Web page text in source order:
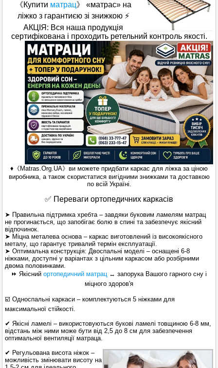
《Купити матрац》 «матрас» на
ліжко з гарантиєю зі знижкою ⚡
АКЦІЯ: Вся наша продукція
сертифікована і проходить ретельний контроль якості.
♦《Matras.Org.UA》ви можете придбати каркас для ліжка за ціною
виробника, а також скористатися вигідними знижками та доставкою
по всій Україні.
✅ Переваги ортопедичних каркасів
➤ Правильна підтримка хребта – завдяки буковим ламелям матрац
не прогинається, що запобігає болю в спині та забезпечує якісний
відпочинок.
➤ Міцна металева основа – каркас виготовлений із високоякісного
металу, що гарантує тривалий термін експлуатації.
➤ Оптимальна конструкція: Двоспальні моделі – оснащені 6-8
ніжками, доступні у варіантах з цільним каркасом або розбірними
двома половинками.
⏩ Якісний ортопедичний матрац↔ запорука Вашого гарного сну і
міцного здоров'я
☑️ Односпальні каркаси – комплектуються 5 ніжками для
максимальної стійкості.
✔ Якісні ламелі – використовуються букові ламелі товщиною 6-8 мм,
відстань між ними може бути від 2,5 до 8 см для забезпечення
оптимальної вентиляції матраца.
✔ Регульована висота ніжок –
можливість змінювати висоту на